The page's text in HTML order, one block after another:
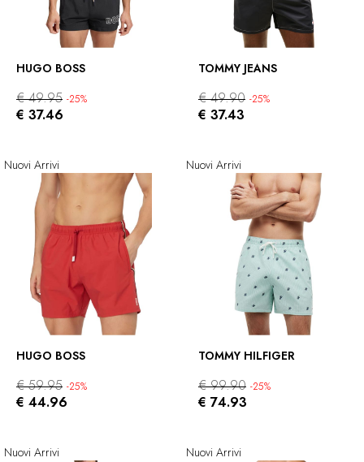
HUGO BOSS
€ 49.95 -25%
€ 37.46
TOMMY JEANS
€ 49.90 -25%
€ 37.43
Nuovi Arrivi
HUGO BOSS
€ 59.95 -25%
€ 44.96
Nuovi Arrivi
TOMMY HILFIGER
€ 99.90 -25%
€ 74.93
Nuovi Arrivi Nuovi Arrivi